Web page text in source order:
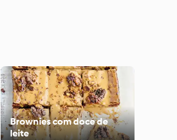
Brownies com doce de
leite